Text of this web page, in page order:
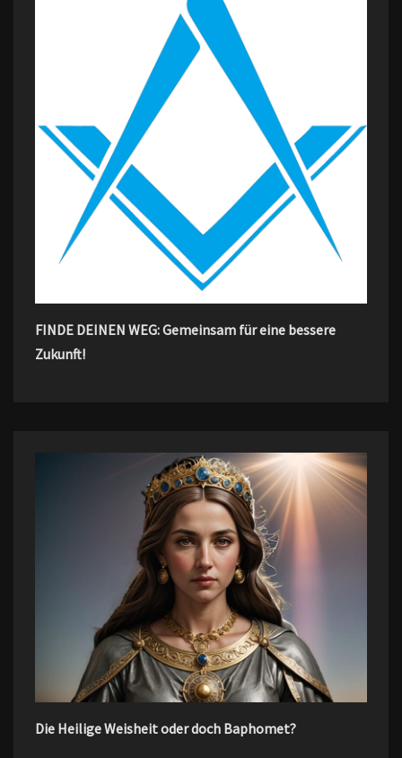
FINDE DEINEN WEG: Gemeinsam für eine bessere
Zukunft!
Die Heilige Weisheit oder doch Baphomet?